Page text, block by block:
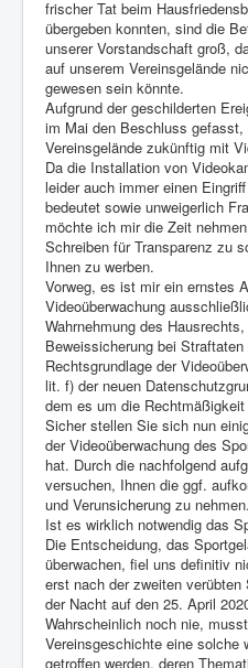
frischer Tat beim
übergeben konnten, sind die
unserer Vorstandschaft groß,
auf unserem Vereinsgelände
gewesen sein könnte.
Aufgrund der geschilderten
im Mai den Beschluss gefasst,
Vereinsgelände zukünftig mit
Da die Installation von
leider auch immer einen
bedeutet sowie unweigerlich
möchte ich mir die Zeit
Schreiben für Transparenz zu
Ihnen zu werben.
Vorweg, es ist mir ein ernstes
Videoüberwachung
Wahrnehmung des
Beweissicherung bei Straftaten
Rechtsgrundlage der
lit. f) der neuen
dem es um die Rechtmäßigkeit
Sicher stellen Sie sich nun
der Videoüberwachung des
hat. Durch die nachfolgend
versuchen, Ihnen die ggf.
und Verunsicherung zu nehmen.
Ist es wirklich notwendig das
Die Entscheidung, das
überwachen, fiel uns definitiv
erst nach der zweiten
der Nacht auf den 25. April
Wahrscheinlich noch nie,
Vereinsgeschichte eine solche
getroffen werden, deren